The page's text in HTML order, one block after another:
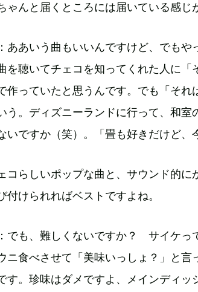
ゃんと届くところには届いている感じ
：ああいう曲もいいんですけど、でも
を聴いてチェコを知ってくれた人に
作っていたと思うんです。でも「そ
う。ディズニーランドに行って、和
いですか（笑）。「畳も好きだけど、
コらしいポップな曲と、サウンド的に
付けられればベストですよね。
：でも、難しくないですか？ サイケっ
ニ食べさせて「美味いっしょ？」と
す。珍味はダメですよ、メインディ